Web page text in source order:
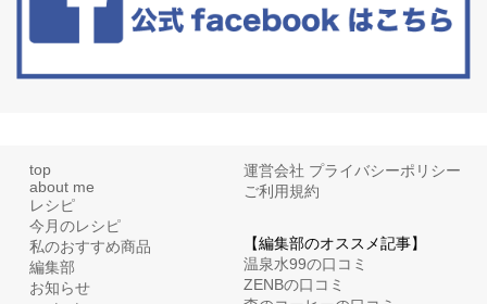
top
about me
レシピ
今月のレシピ
私のおすすめ商品
編集部
お知らせ
運営会社 プライバシーポリシー
ご利用規約
【編集部のオススメ記事】
温泉水99の口コミ
ZENBの口コミ